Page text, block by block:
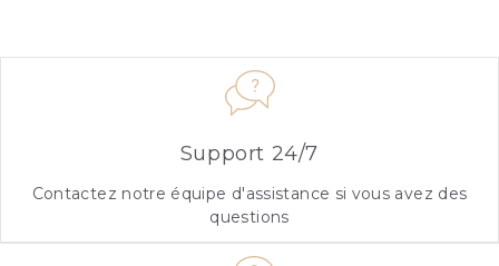
Support 24/7
Contactez notre équipe d'assistance si vous avez des
questions